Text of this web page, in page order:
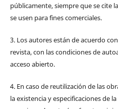
públicamente, siempre que se cite
se usen para fines comerciales.
3. Los autores están de acuerdo
revista, con las condiciones de
acceso abierto.
4. En caso de reutilización de las
la existencia y especificaciones de